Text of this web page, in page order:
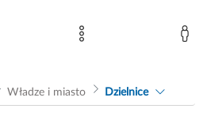
Władze i miasto Dzielnice